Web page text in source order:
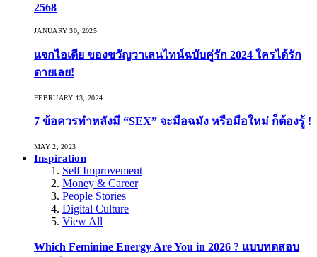
2568
JANUARY 30, 2025
แจกไอเดีย ของขวัญวาเลนไทน์ฉบับคู่รัก 2024 ใครได้รัก
ตายเลย!
FEBRUARY 13, 2024
7 ข้อควรทำหลังมี “SEX” จะมือฉมัง หรือมือใหม่ ก็ต้องรู้ !
MAY 2, 2023
Inspiration
Self Improvement
Money & Career
People Stories
Digital Culture
View All
Which Feminine Energy Are You in 2026 ? แบบทดสอบ